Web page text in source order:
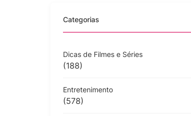
Categorias
Dicas de Filmes e Séries
(188)
Entretenimento
(578)